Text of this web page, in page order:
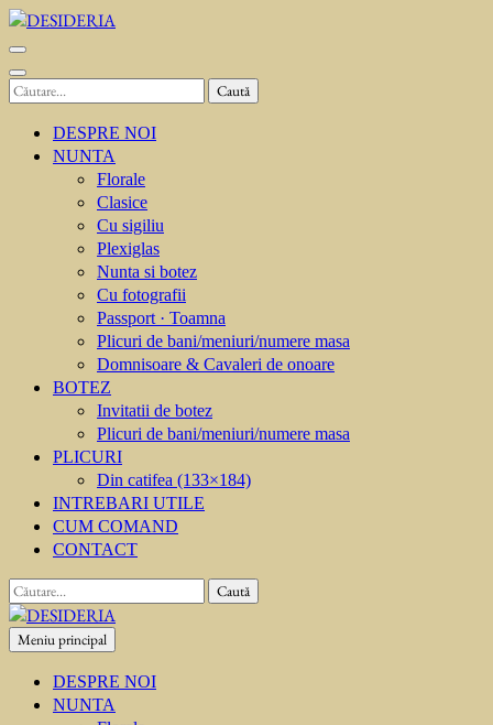
Sari
la
conținut
(apasă
Caută
DESPRE NOI
NUNTA
Florale
Clasice
Cu sigiliu
Plexiglas
Nunta si botez
Cu fotografii
Passport · Toamna
Plicuri de bani/meniuri/numere masa
Domnisoare & Cavaleri de onoare
BOTEZ
Invitatii de botez
Plicuri de bani/meniuri/numere masa
PLICURI
Din catifea (133×184)
INTREBARI UTILE
CUM COMAND
CONTACT
Caută
după:
DESIDERIA
Creator de invitati
Meniu principal
DESPRE NOI
NUNTA